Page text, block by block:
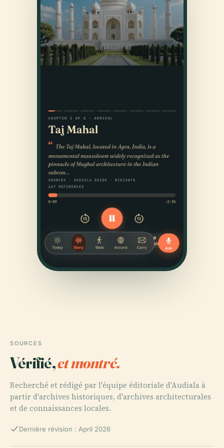
SOURCES
Vérifié,et montré.
Recherché et rédigé par l'équipe éditoriale d'Audiala à
partir d'archives historiques, d'archives architecturales
et de connaissances locales.
Dernière révision : April 2026